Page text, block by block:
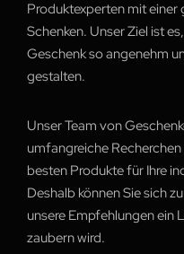
Produktexperten mit
Schenken. Unser Ziel ist
Geschenk so angenehm
gestalten.
Unser Team von
umfangreiche
besten Produkte für Ihre
Deshalb können Sie sich
unsere Empfehlungen ein
zaubern wird.